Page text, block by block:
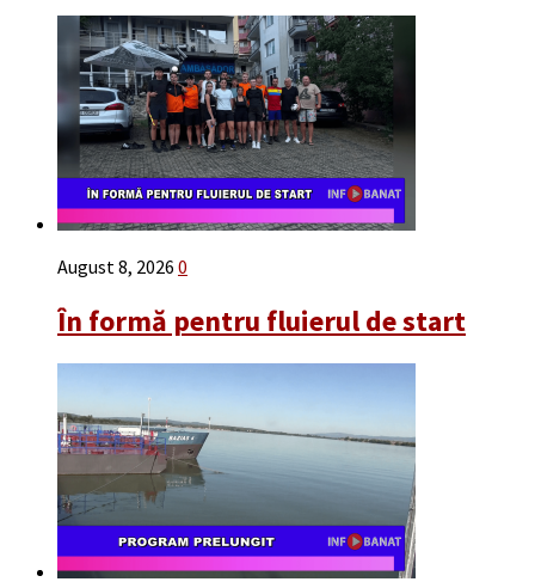
August 8, 2026 0
În formă pentru fluierul de start